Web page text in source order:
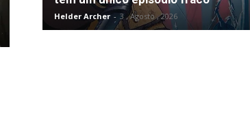
Helder Archer - 3 , Agosto , 2026